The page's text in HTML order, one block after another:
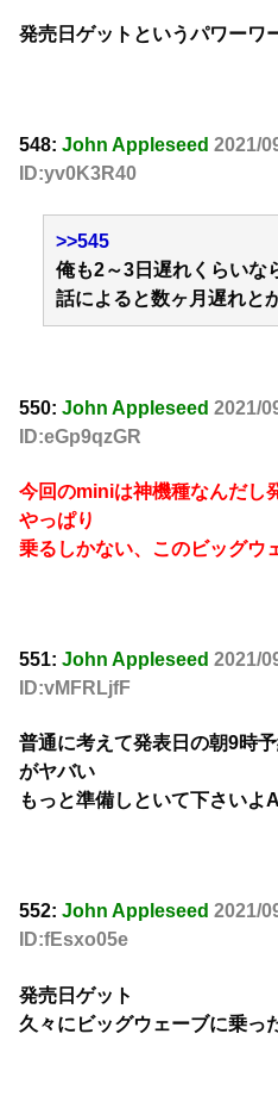
発売日ゲットというパワーワ
548: John Appleseed 2021/
ID:yv0K3R40
>>545
俺も2～3日遅れくらいな
話によると数ヶ月遅れと
550: John Appleseed 2021/
ID:eGp9qzGR
今回のminiは神機種なんだし
やっぱり
乗るしかない、このビッグウ
551: John Appleseed 2021/
ID:vMFRLjfF
普通に考えて発表日の朝9時
がヤバい
もっと準備しといて下さいよ
552: John Appleseed 2021/
ID:fEsxo05e
発売日ゲット
久々にビッグウェーブに乗っ